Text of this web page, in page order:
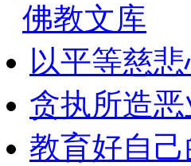
佛教文库
以平等慈
贪执所造
教育好自